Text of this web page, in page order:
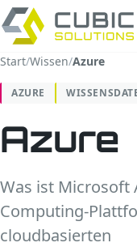
Start/Wissen/Azure
AZURE
Azure
Was ist Microsoft
Computing-
cloudbasierten